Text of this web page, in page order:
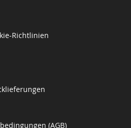
Richtlinien
(AGB)